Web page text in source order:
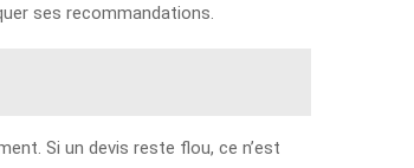
ses recommandations.
Si un devis reste flou, ce n’est